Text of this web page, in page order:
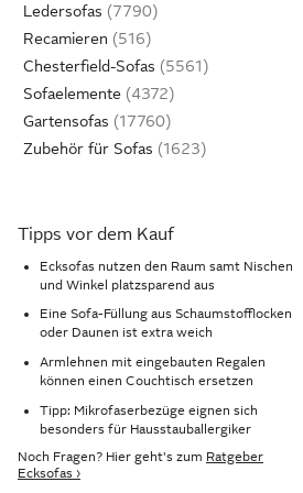
Ledersofas
Recamieren
Chesterfield-Sofas
Sofaelemente
Gartensofas
Zubehör für Sofas
Tipps vor dem Kauf
Ecksofas nutzen den Raum samt Nischen
und Winkel platzsparend aus
Eine Sofa-Füllung aus Schaumstofflocken
oder Daunen ist extra weich
Armlehnen mit eingebauten Regalen
können einen Couchtisch ersetzen
Tipp: Mikrofaserbezüge eignen sich
besonders für Hausstauballergiker
Noch Fragen? Hier geht's zum Ratgeber
Ecksofas ›